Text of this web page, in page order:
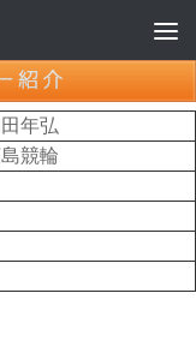
年弘
競輪